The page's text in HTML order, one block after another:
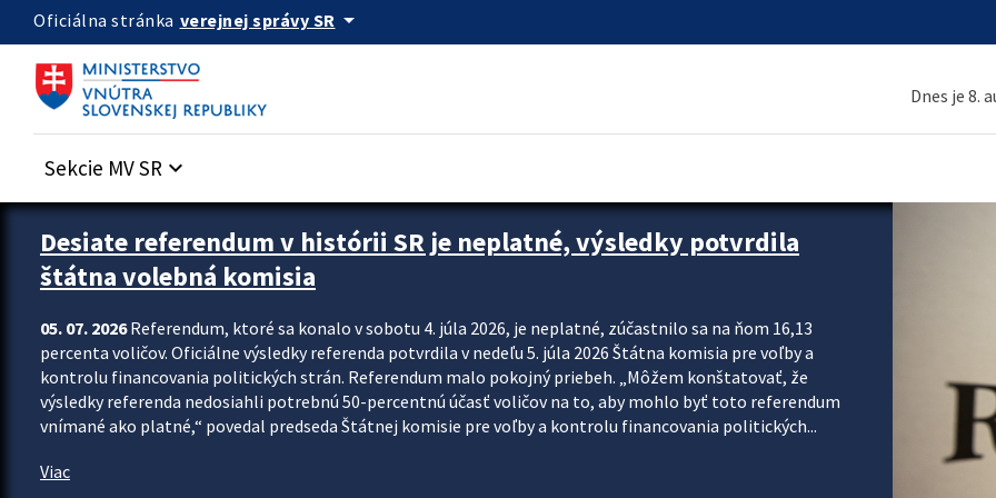
Preskocit na hlavný obsah
Oficiálna stránka verejnej správy SR arrow_drop_down
Dnes je 8.
Sekcie MV SR keyboard_arrow_down
Zastavit automatický posun upútavok
Desiate referendum v histórii SR je neplatné, výsledky potvrdila
štátna volebná komisia
05. 07. 2026Referendum, ktoré sa konalo v sobotu 4. júla 2026, je neplatné, zúčastnilo sa na ňom 16,13
percenta voličov. Oficiálne výsledky referenda potvrdila v nedeľu 5. júla 2026 Štátna komisia pre voľby a
kontrolu financovania politických strán. Referendum malo pokojný priebeh. „Môžem konštatovať, že
výsledky referenda nedosiahli potrebnú 50-percentnú účasť voličov na to, aby mohlo byť toto referendum
vnímané ako platné,“ povedal predseda Štátnej komisie pre voľby a kontrolu financovania politických...
Viac